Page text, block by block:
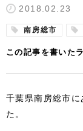
2018.02.23
南房総市
この記事を書いた
千葉県南房総市
た。